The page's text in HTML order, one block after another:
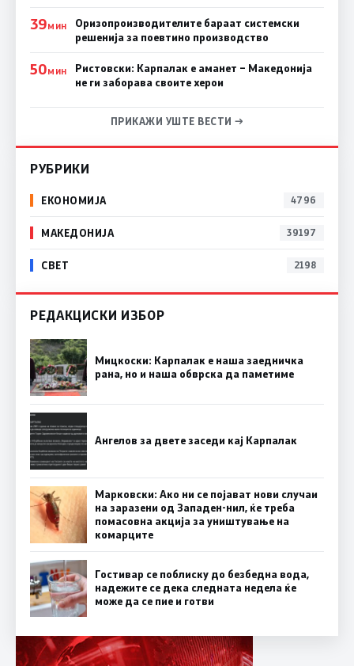
39МИН
Оризопроизводителите бараат системски
решенија за поевтино производство
50МИН
Ристовски: Карпалак е аманет – Македонија
не ги заборава своите херои
ПРИКАЖИ УШТЕ ВЕСТИ →
РУБРИКИ
ЕКОНОМИЈА 4796
МАКЕДОНИЈА 39197
СВЕТ 2198
РЕДАКЦИСКИ ИЗБОР
Мицкоски: Карпалак е наша заедничка
рана, но и наша обврска да паметиме
Ангелов за двете заседи кај Карпалак
Марковски: Ако ни се појават нови случаи
на заразени од Западен-нил, ќе треба
помасовна акција за уништување на
комарците
Гостивар се поблиску до безбедна вода,
надежите се дека следната недела ќе
може да се пие и готви